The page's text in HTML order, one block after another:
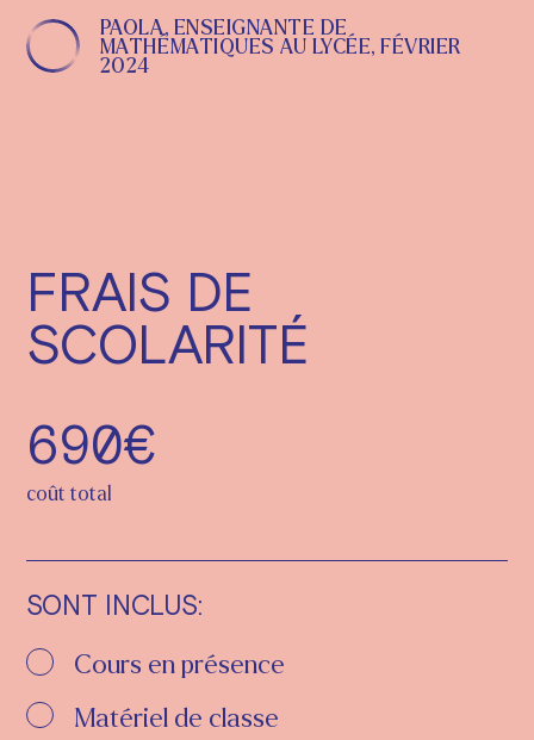
PAOLA, ENSEIGNANTE DE
MATHÉMATIQUES AU LYCÉE, FÉVRIER
2024
FRAIS DE
SCOLARITÉ
690€
coût total
SONT INCLUS:
Cours en présence
Matériel de classe